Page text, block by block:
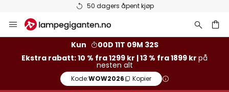
Varer på lager sendes
Hopp
til
Kun
00D 11T 09M 31S
Ekstra rabatt: 10 % fra 1299 kr | 13 % fra 1899 kr på
nesten alt
Kode:WOW2026 Kopier